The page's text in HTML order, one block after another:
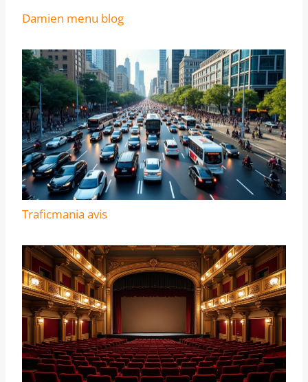
Damien menu blog
Traficmania avis